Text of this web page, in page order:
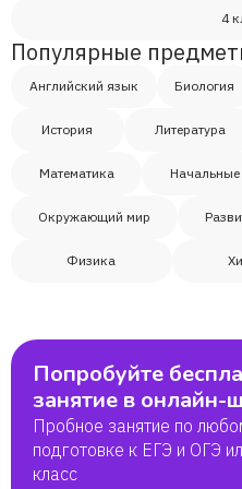
Иван
Юлия
Герман
Настя
4
Популярные
Английский язык Биология
История Литература
Математика Начальные
Окружающий мир
Физика
Попробуйте
занятие в онлайн-
Пробное занятие по
подготовке к ЕГЭ и ОГЭ
класс